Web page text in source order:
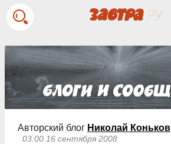
Авторский блог Николай Коньков
03:00 16 сентября 2008